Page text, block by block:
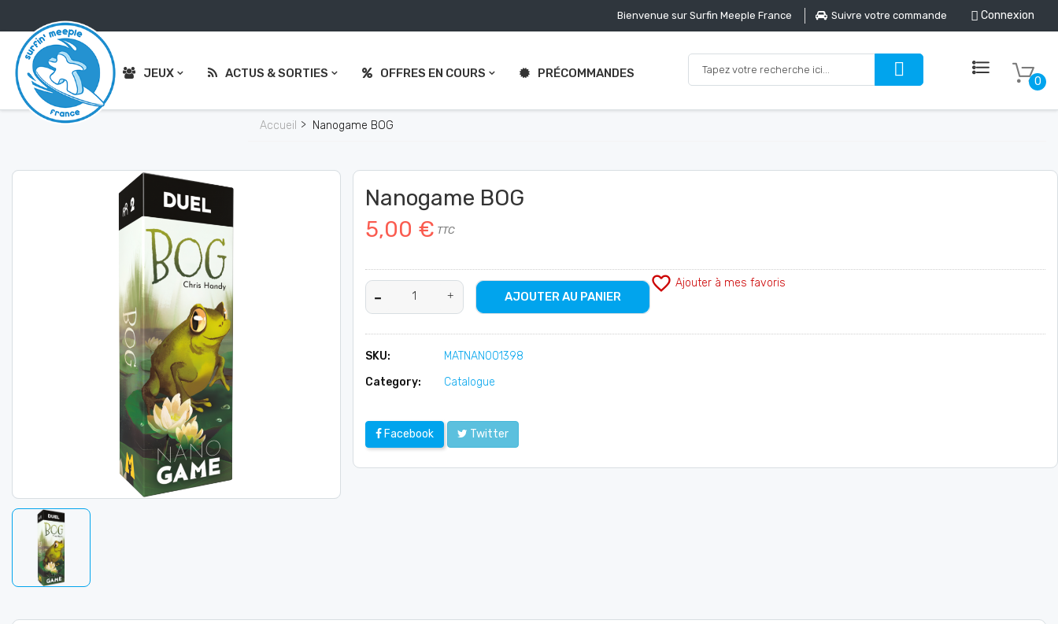
Bienvenue sur Surfin Meeple France Suivre votre commande Connexion
0
JEUX ACTUS & SORTIES OFFRES EN COURS PRÉCOMMANDES
Accueil Nanogame BOG
Nanogame BOG
5,00 € TTC
AJOUTER AU PANIER
favorite_border Ajouter à mes favoris
SKU:
MATNAN001398
Category:
Catalogue
Facebook Twitter